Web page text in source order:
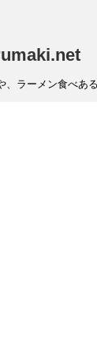
、ラーメン食べある